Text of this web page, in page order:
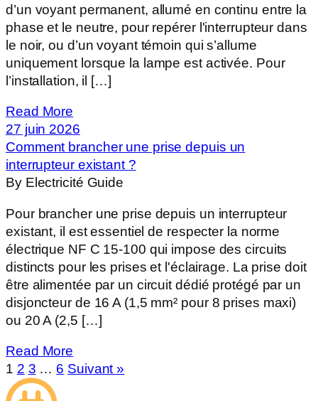
d’un voyant permanent, allumé en continu entre la
phase et le neutre, pour repérer l'interrupteur dans
le noir, ou d’un voyant témoin qui s’allume
uniquement lorsque la lampe est activée. Pour
l’installation, il […]
Read More
27 juin 2026
Comment brancher une prise depuis un
interrupteur existant ?
By Electricité Guide
Pour brancher une prise depuis un interrupteur
existant, il est essentiel de respecter la norme
électrique NF C 15-100 qui impose des circuits
distincts pour les prises et l'éclairage. La prise doit
être alimentée par un circuit dédié protégé par un
disjoncteur de 16 A (1,5 mm² pour 8 prises maxi)
ou 20 A (2,5 […]
Read More
1 2 3 … 6 Suivant »